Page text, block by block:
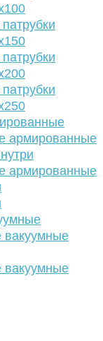
армированные
армированные
вакуумные
вакуумные